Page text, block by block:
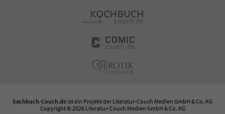
Sachbuch-Couch.de ist ein Projekt der Literatur-Couch Medien GmbH & Co. KG
Copyright © 2026 Literatur-Couch Medien GmbH & Co. KG